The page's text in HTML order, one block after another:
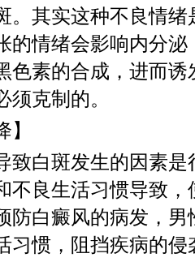
。其实这种不良情
的情绪会影响内分
色素的合成，进而
须克制的。
致白斑发生的因素
不良生活习惯导致
防白癜风的病发，
习惯，阻挡疾病的侵